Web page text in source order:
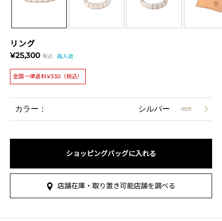
リング
¥25,300 税込 再入荷
全国一律送料¥330（税込）
カラー： シルバー
ショッピングバッグに入れる
店舗在庫・取り置き可能店舗を調べる